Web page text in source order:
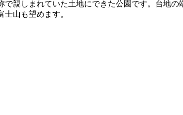
親しまれていた土地にできた公園です。台地の
山も望めます。